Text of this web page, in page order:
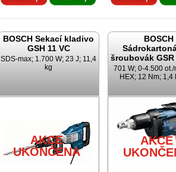
BOSCH Sekací kladivo
GSH 11 VC
SDS-max; 1.700 W; 23 J; 11,4
kg
AKCE
UKONČENA
BOSCH
šroubovák GSR
701 W; 0-4.500 ot./
HEX; 12 Nm; 1,4
AKCE